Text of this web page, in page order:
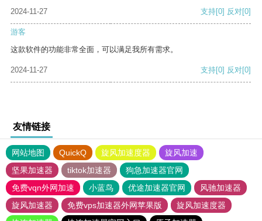
2024-11-27
支持[0] 反对[0]
游客
这款软件的功能非常全面，可以满足我所有需求。
2024-11-27 支持[0] 反对[0]
友情链接
网站地图 QuickQ 旋风加速度器
旋风加速
坚果加速器
tiktok加速器
狗急加速器官网
免费vqn外网加速
小蓝鸟 优途加速器官网
风驰加速器
旋风加速器
免费vps加速器外网苹果版
旋风加速度器